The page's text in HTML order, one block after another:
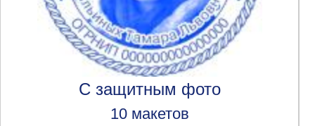
С защитным фото
10 макетов